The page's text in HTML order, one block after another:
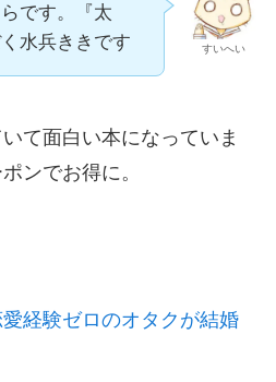
すいへい
です。『太
水兵ききです
て面白い本になっていま
ンでお得に。
経験ゼロのオタクが結婚